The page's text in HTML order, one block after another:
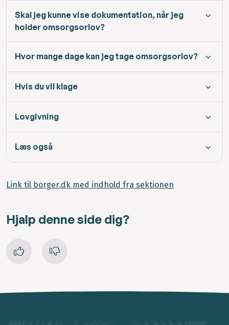
Skal jeg kunne vise dokumentation, når jeg
holder omsorgsorlov?
Hvor mange dage kan jeg tage omsorgsorlov?
Hvis du vil klage
Lovgivning
Læs også
Link til borger.dk med indhold fra sektionen
Hjalp denne side dig?